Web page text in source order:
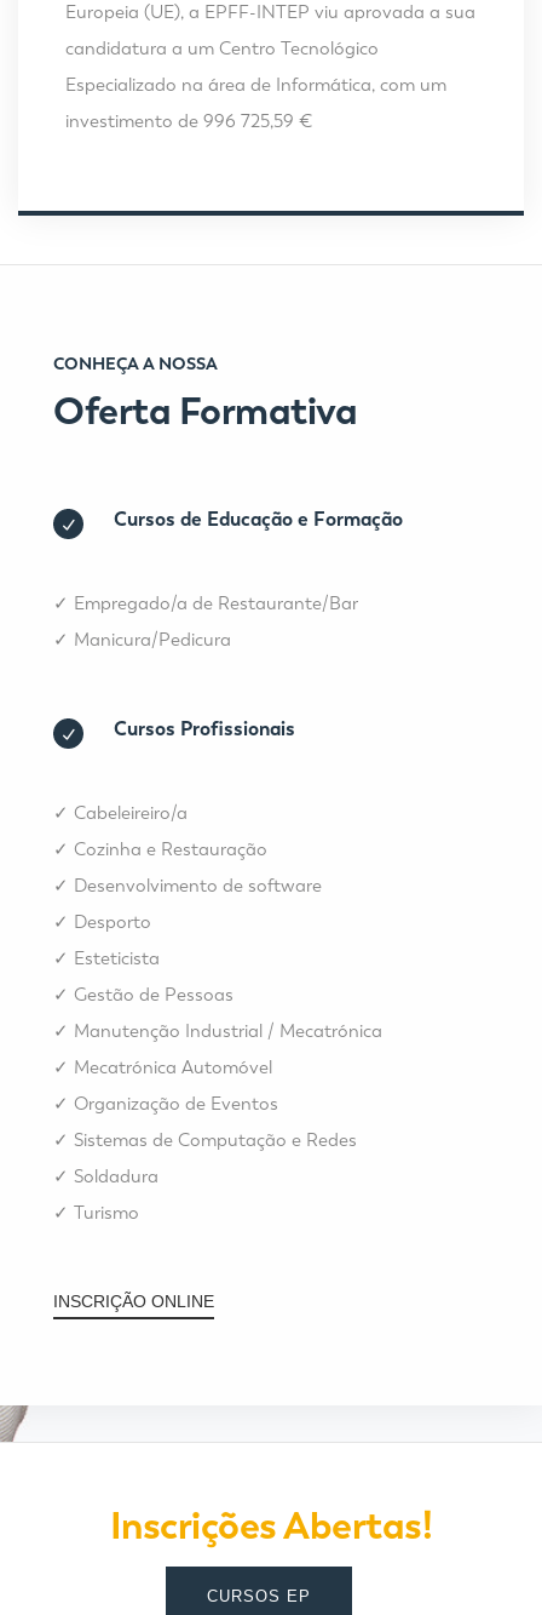
Europeia (UE), a EPFF-INTEP viu aprovada a sua
candidatura a um Centro Tecnológico
Especializado na área de Informática, com um
investimento de 996 725,59 €
CONHEÇA A NOSSA
Oferta Formativa
Cursos de Educação e Formação
✓ Empregado/a de Restaurante/Bar
✓ Manicura/Pedicura
Cursos Profissionais
✓ Cabeleireiro/a
✓ Cozinha e Restauração
✓ Desenvolvimento de software
✓ Desporto
✓ Esteticista
✓ Gestão de Pessoas
✓ Manutenção Industrial / Mecatrónica
✓ Mecatrónica Automóvel
✓ Organização de Eventos
✓ Sistemas de Computação e Redes
✓ Soldadura
✓ Turismo
INSCRIÇÃO ONLINE
Inscrições Abertas!
CURSOS EP